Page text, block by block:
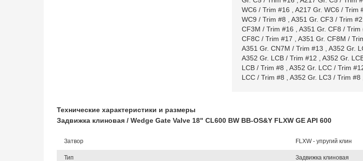
WC6 / Trim #16
A217 Gr. WC6 / Trim
WC9 / Trim #8
A351 Gr. CF3 / Trim #2
CF3M / Trim #16
A351 Gr. CF8 / Trim
CF8C / Trim #17
A351 Gr. CF8M /
A351 Gr. CN7M / Trim #13
A352 Gr.
A352 Gr. LCB / Trim #12
A352 Gr.
LCB / Trim #8
A352 Gr. LCC / Trim
LCC / Trim #8
A352 Gr. LC3 / Trim #8
Технические характеристики и размеры
Задвижка клиновая / Wedge Gate Valve 18" CL600 BW BB-OS&Y FLXW GE API 600
Затвор FLXW - упругий клин
Тип Задвижка клиновая